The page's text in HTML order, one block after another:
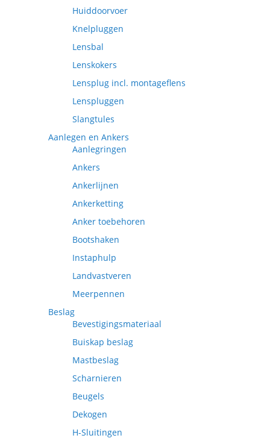
Huiddoorvoer
Knelpluggen
Lensbal
Lenskokers
Lensplug incl. montageflens
Lenspluggen
Slangtules
Aanlegen en Ankers
Aanlegringen
Ankers
Ankerlijnen
Ankerketting
Anker toebehoren
Bootshaken
Instaphulp
Landvastveren
Meerpennen
Beslag
Bevestigingsmateriaal
Buiskap beslag
Mastbeslag
Scharnieren
Beugels
Dekogen
H-Sluitingen